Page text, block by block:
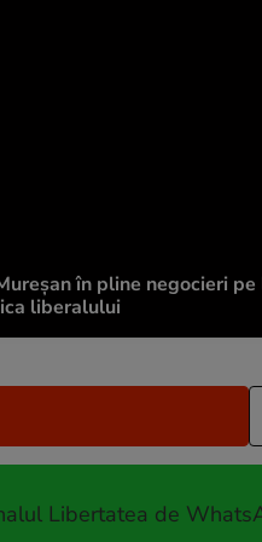
în pline negocieri
liberalului
Libertatea de